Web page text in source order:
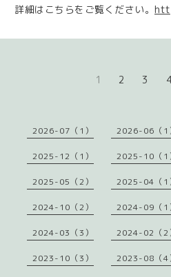
詳細はこちらをご覧ください。
1 2 3
2026-07（1） 2026-06（1
2025-12（1） 2025-10（1
2025-05（2） 2025-04（1
2024-10（2） 2024-09（1
2024-03（3） 2024-02（2
2023-10（3） 2023-08（4